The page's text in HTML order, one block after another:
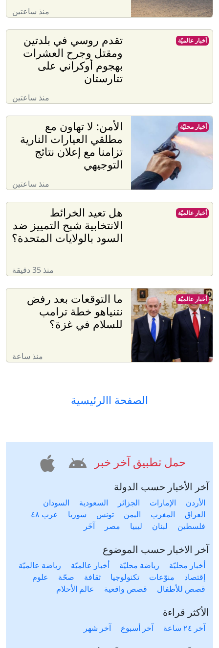
منذ ساعتين
تقدم روسي في بلدتين
ومقتل وجرح العشرات
بهجوم أوكراني على
تتارستان
منذ ساعتين
أخبار عالميّة
الأمن: لا تهاون مع
مطلقي العيارات النارية
تزامنا مع إعلان نتائج
التوجيهي
منذ ساعتين
أخبار محليّة
هل تعيد الخرائط
الانتخابية شبح التمييز ضد
السود بالولايات المتحدة؟
منذ 35 دقيقة
أخبار عالميّة
ما التوقعات بعد رفض
نتنياهو خطة ترامب
للسلام في غزة؟
منذ ساعة
أخبار عالميّة
الصفحة االرئيسية
حمل تطبيق آخر خبر
آخر الأخبار حسب الدولة
الأردن الإمارات الجزائر السعودية
السودان
العراق
المغرب اليمن تونس سوريا
عرب ٤٨
فلسطين
لبنان ليبيا مصر آخَر
آخر الاخبار حسب الموضوع
أخبار محليّة رياضة محليّة أخبار عالميّة
رياضة عالميّة
إقتصاد
منوّعات تكنولوجيا ثقافة صحّة
علوم
قصص للأطفال
قصص واقعية عالم الأحلام
الأكثر قراءة
آخر ٢٤ ساعة آخر أسبوع آخر شهر